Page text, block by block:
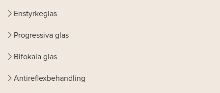
Enstyrkeglas
Progressiva glas
Bifokala glas
Antireflexbehandling